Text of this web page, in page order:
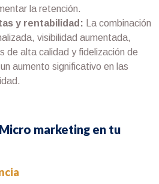
la retención.
y rentabilidad:
La combinación
visibilidad aumentada,
de alta calidad y fidelización de
aumento significativo en las
marketing en tu